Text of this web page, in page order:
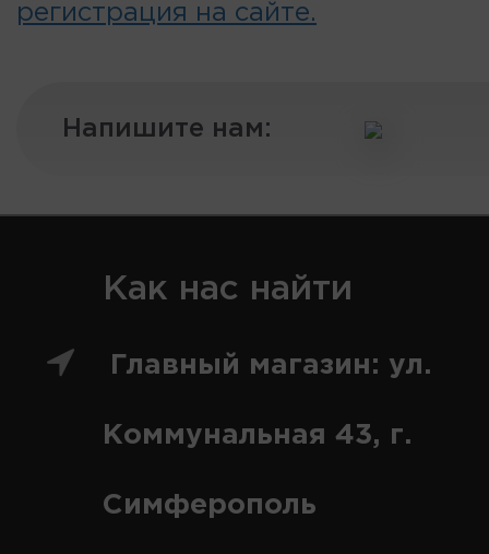
регистрация на сайте.
Напишите нам:
Как нас найти
Главный магазин: ул.
Коммунальная 43, г.
Симферополь